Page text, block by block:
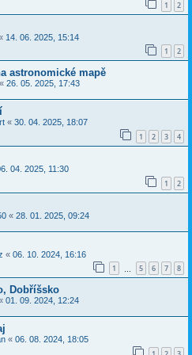
1 2
14. 06. 2025, 15:14
1 2
astronomické mapě
« 26. 05. 2025, 17:43
« 30. 04. 2025, 18:07
1 2 3 4
04. 2025, 11:30
1 2
« 28. 01. 2025, 09:24
« 06. 10. 2024, 16:16
1 5 6 7 8
Dobříšsko
01. 09. 2024, 12:24
« 06. 08. 2024, 18:05